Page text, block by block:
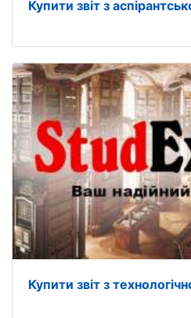
Купити звіт з
Купити звіт з